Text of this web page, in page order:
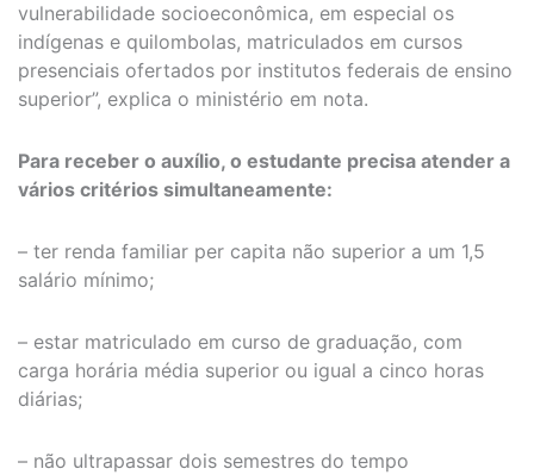
vulnerabilidade socioeconômica, em especial os
indígenas e quilombolas, matriculados em cursos
presenciais ofertados por institutos federais de ensino
superior”, explica o ministério em nota.
Para receber o auxílio, o estudante precisa atender a
vários critérios simultaneamente:
– ter renda familiar per capita não superior a um 1,5
salário mínimo;
– estar matriculado em curso de graduação, com
carga horária média superior ou igual a cinco horas
diárias;
– não ultrapassar dois semestres do tempo